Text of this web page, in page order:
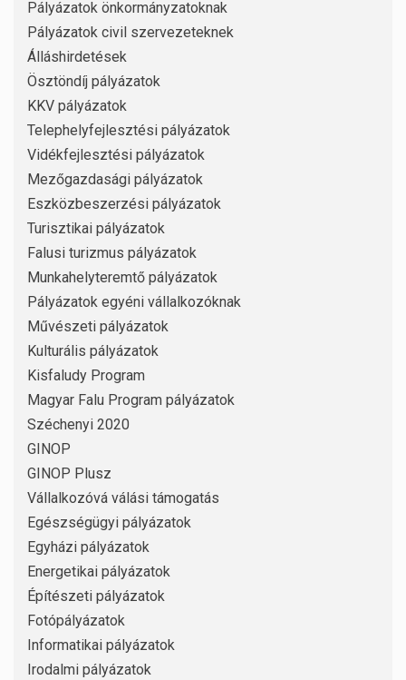
Pályázatok önkormányzatoknak
Pályázatok civil szervezeteknek
Álláshirdetések
Ösztöndíj pályázatok
KKV pályázatok
Telephelyfejlesztési pályázatok
Vidékfejlesztési pályázatok
Mezőgazdasági pályázatok
Eszközbeszerzési pályázatok
Turisztikai pályázatok
Falusi turizmus pályázatok
Munkahelyteremtő pályázatok
Pályázatok egyéni vállalkozóknak
Művészeti pályázatok
Kulturális pályázatok
Kisfaludy Program
Magyar Falu Program pályázatok
Széchenyi 2020
GINOP
GINOP Plusz
Vállalkozóvá válási támogatás
Egészségügyi pályázatok
Egyházi pályázatok
Energetikai pályázatok
Építészeti pályázatok
Fotópályázatok
Informatikai pályázatok
Irodalmi pályázatok